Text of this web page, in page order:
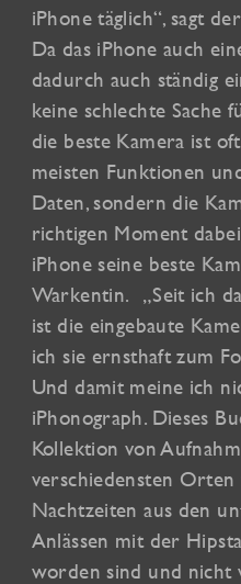
iPhone täglich“, sagt
Da das iPhone auch
dadurch auch ständig
keine schlechte Sache
die beste Kamera ist
meisten Funktionen
Daten, sondern die
richtigen Moment
iPhone seine beste
Warkentin. „Seit ich
ist die eingebaute
ich sie ernsthaft zum
Und damit meine ich
iPhonograph. Dieses
Kollektion von
verschiedensten Orten
Nachtzeiten aus den
Anlässen mit der
worden sind und nicht